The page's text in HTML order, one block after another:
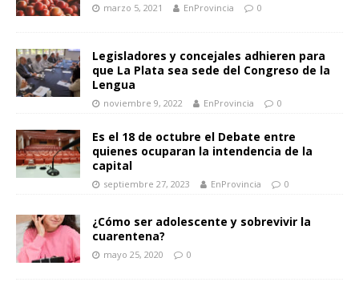
marzo 5, 2021 EnProvincia 0
Legisladores y concejales adhieren para
que La Plata sea sede del Congreso de la
Lengua
noviembre 9, 2022 EnProvincia 0
Es el 18 de octubre el Debate entre
quienes ocuparan la intendencia de la
capital
septiembre 27, 2023 EnProvincia 0
¿Cómo ser adolescente y sobrevivir la
cuarentena?
mayo 25, 2020 0